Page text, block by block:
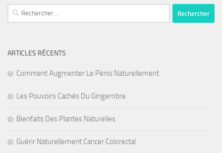
Rechercher :
ARTICLES RÉCENTS
Comment Augmenter Le Pénis Naturellement
Les Pouvoirs Cachés Du Gingembre
Bienfaits Des Plantes Naturelles
Guérir Naturellement Cancer Colorectal